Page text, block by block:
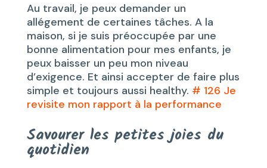
Au travail, je peux demander un
allégement de certaines tâches. A la
maison, si je suis préoccupée par une
bonne alimentation pour mes enfants, je
peux baisser un peu mon niveau
d’exigence. Et ainsi accepter de faire plus
simple et toujours aussi healthy. # 126 Je
revisite mon rapport à la performance
Savourer les petites joies du
quotidien